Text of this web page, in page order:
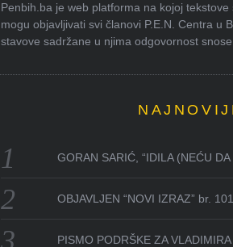
Penbih.ba je web platforma na kojoj
mogu objavljivati svi članovi P.E.N. Centra u
stavove sadržane u njima odgovornost snose
GORAN SARIĆ, “IDILA (NEĆU
OBJAVLJEN “NOVI IZRAZ” br.
PISMO PODRŠKE ZA